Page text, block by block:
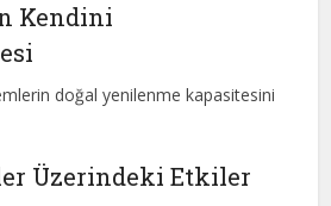
Kendini
doğal yenilenme kapasitesini
Üzerindeki Etkiler